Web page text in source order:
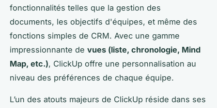
fonctionnalités telles que la gestion des
documents, les objectifs d'équipes, et même des
fonctions simples de CRM. Avec une gamme
impressionnante de vues (liste, chronologie, Mind
Map, etc.), ClickUp offre une personnalisation au
niveau des préférences de chaque équipe.
L’un des atouts majeurs de ClickUp réside dans ses